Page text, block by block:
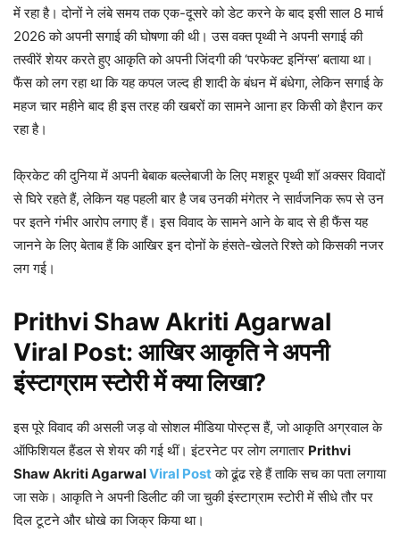
में रहा है। दोनों ने लंबे समय तक एक-दूसरे को डेट करने के बाद इसी साल 8 मार्च
2026 को अपनी सगाई की घोषणा की थी। उस वक्त पृथ्वी ने अपनी सगाई की
तस्वीरें शेयर करते हुए आकृति को अपनी जिंदगी की ‘परफेक्ट इनिंग्स’ बताया था।
फैंस को लग रहा था कि यह कपल जल्द ही शादी के बंधन में बंधेगा, लेकिन सगाई के
महज चार महीने बाद ही इस तरह की खबरों का सामने आना हर किसी को हैरान कर
रहा है।
क्रिकेट की दुनिया में अपनी बेबाक बल्लेबाजी के लिए मशहूर पृथ्वी शॉ अक्सर विवादों
से घिरे रहते हैं, लेकिन यह पहली बार है जब उनकी मंगेतर ने सार्वजनिक रूप से उन
पर इतने गंभीर आरोप लगाए हैं। इस विवाद के सामने आने के बाद से ही फैंस यह
जानने के लिए बेताब हैं कि आखिर इन दोनों के हंसते-खेलते रिश्ते को किसकी नजर
लग गई।
Prithvi Shaw Akriti Agarwal
Viral Post: आखिर आकृति ने अपनी
इंस्टाग्राम स्टोरी में क्या लिखा?
इस पूरे विवाद की असली जड़ वो सोशल मीडिया पोस्ट्स हैं, जो आकृति अग्रवाल के
ऑफिशियल हैंडल से शेयर की गई थीं। इंटरनेट पर लोग लगातार Prithvi
Shaw Akriti AgarwalViral Postको ढूंढ रहे हैं ताकि सच का पता लगाया
जा सके। आकृति ने अपनी डिलीट की जा चुकी इंस्टाग्राम स्टोरी में सीधे तौर पर
दिल टूटने और धोखे का जिक्र किया था।